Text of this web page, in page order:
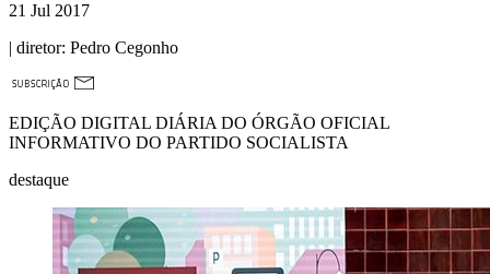
21 Jul 2017
| diretor: Pedro Cegonho
EDIÇÃO DIGITAL DIÁRIA DO ÓRGÃO OFICIAL
INFORMATIVO DO PARTIDO SOCIALISTA
destaque